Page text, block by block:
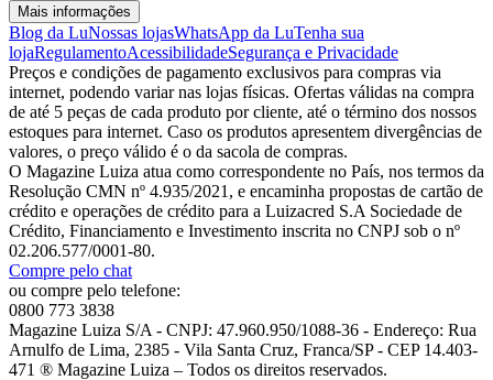
Mais informações
Blog da LuNossas lojasWhatsApp da LuTenha sua
lojaRegulamentoAcessibilidadeSegurança e Privacidade
Preços e condições de pagamento exclusivos para compras via
internet, podendo variar nas lojas físicas. Ofertas válidas na compra
de até 5 peças de cada produto por cliente, até o término dos nossos
estoques para internet. Caso os produtos apresentem divergências de
valores, o preço válido é o da sacola de compras.
O Magazine Luiza atua como correspondente no País, nos termos da
Resolução CMN nº 4.935/2021, e encaminha propostas de cartão de
crédito e operações de crédito para a Luizacred S.A Sociedade de
Crédito, Financiamento e Investimento inscrita no CNPJ sob o nº
02.206.577/0001-80.
Compre pelo chat
ou compre pelo telefone:
0800 773 3838
Magazine Luiza S/A - CNPJ: 47.960.950/1088-36 - Endereço: Rua
Arnulfo de Lima, 2385 - Vila Santa Cruz, Franca/SP - CEP 14.403-
471 ® Magazine Luiza – Todos os direitos reservados.